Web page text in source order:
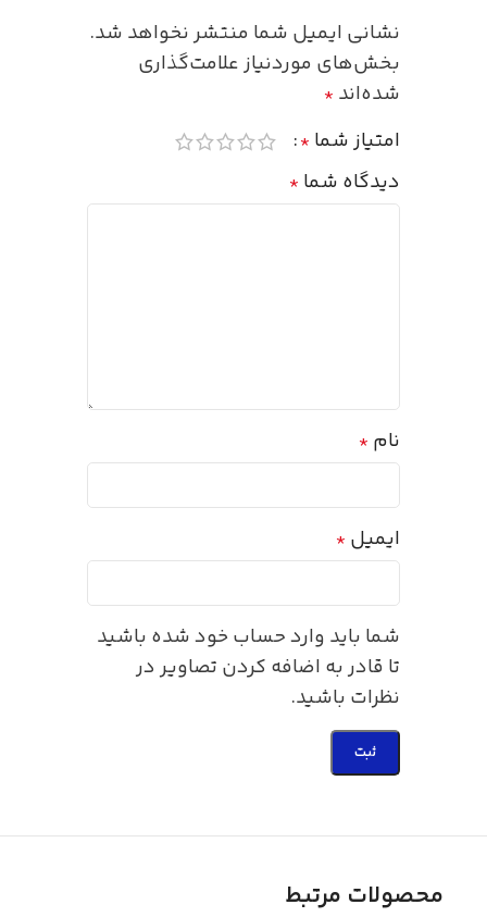
نشانی ایمیل شما منتشر نخواهد شد.
بخش‌های موردنیاز علامت‌گذاری
شده‌اند *
امتیاز شما *
دیدگاه شما *
نام *
ایمیل *
شما باید وارد حساب خود شده باشید
تا قادر به اضافه کردن تصاویر در
نظرات باشید.
محصولات مرتبط